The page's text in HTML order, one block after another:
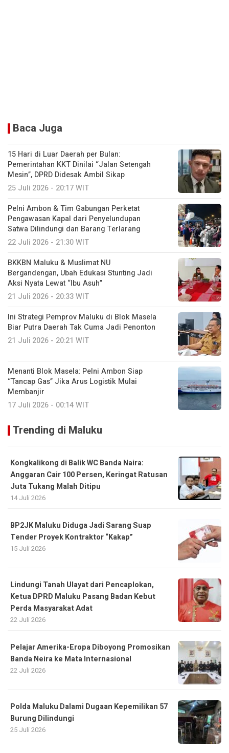
Baca Juga
15 Hari di Luar Daerah per Bulan:
Pemerintahan KKT Dinilai “Jalan Setengah
Mesin”, DPRD Didesak Ambil Sikap
25 Juli 2026 - 20:17 WIT
Pelni Ambon & Tim Gabungan Perketat
Pengawasan Kapal dari Penyelundupan
Satwa Dilindungi dan Barang Terlarang
22 Juli 2026 - 21:30 WIT
BKKBN Maluku & Muslimat NU
Bergandengan, Ubah Edukasi Stunting Jadi
Aksi Nyata Lewat “Ibu Asuh”
21 Juli 2026 - 20:33 WIT
Ini Strategi Pemprov Maluku di Blok Masela
Biar Putra Daerah Tak Cuma Jadi Penonton
21 Juli 2026 - 20:21 WIT
Menanti Blok Masela: Pelni Ambon Siap
“Tancap Gas” Jika Arus Logistik Mulai
Membanjir
17 Juli 2026 - 00:14 WIT
Trending di Maluku
Kongkalikong di Balik WC Banda Naira:
Anggaran Cair 100 Persen, Keringat Ratusan
Juta Tukang Malah Ditipu
14 Juli 2026
BP2JK Maluku Diduga Jadi Sarang Suap
Tender Proyek Kontraktor “Kakap”
15 Juli 2026
Lindungi Tanah Ulayat dari Pencaplokan,
Ketua DPRD Maluku Pasang Badan Kebut
Perda Masyarakat Adat
22 Juli 2026
Pelajar Amerika-Eropa Diboyong Promosikan
Banda Neira ke Mata Internasional
22 Juli 2026
Polda Maluku Dalami Dugaan Kepemilikan 57
Burung Dilindungi
25 Juli 2026